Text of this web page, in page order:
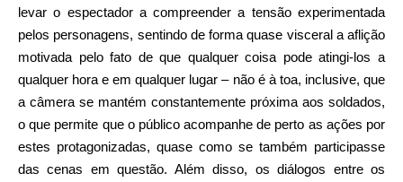
levar o espectador a compreender a tensão experimentada
pelos personagens, sentindo de forma quase visceral a aflição
motivada pelo fato de que qualquer coisa pode atingi-los a
qualquer hora e em qualquer lugar – não é à toa, inclusive, que
a câmera se mantém constantemente próxima aos soldados,
o que permite que o público acompanhe de perto as ações por
estes protagonizadas, quase como se também participasse
das cenas em questão. Além disso, os diálogos entre os